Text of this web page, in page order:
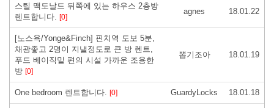
스틸 맥도날드 뒤쪽에 있는 하우스 2층방
렌트합니다. [0]
agnes 18.01.22
[노스욕/Yonge&Finch] 핀치역 도보 5분,
채광좋고 2명이 지낼정도로 큰 방 렌트,
푸드 베이직밑 편의 시설 가까운 조용한
방 [0]
뽑기조아 18.01.19
One bedroom 렌트합니다. [0] GuardyLocks 18.01.18